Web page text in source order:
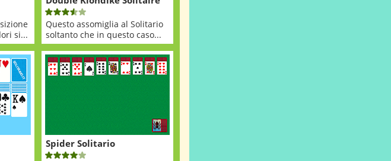
si...
Questo assomiglia al Solitario
soltanto che in questo caso...
Spider Solitario